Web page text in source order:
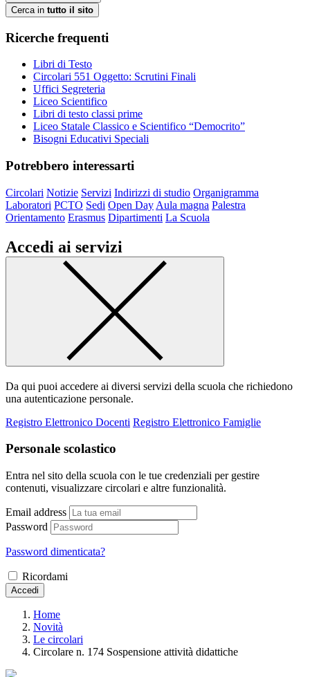
Cerca in tutto il sito
Ricerche frequenti
Libri di Testo
Circolari 551 Oggetto: Scrutini Finali
Uffici Segreteria
Liceo Scientifico
Libri di testo classi prime
Liceo Statale Classico e Scientifico “Democrito”
Bisogni Educativi Speciali
Potrebbero interessarti
Circolari Notizie Servizi Indirizzi di studio Organigramma
Laboratori PCTO Sedi Open Day Aula magna Palestra
Orientamento Erasmus Dipartimenti La Scuola
Accedi ai servizi
Da qui puoi accedere ai diversi servizi della scuola che richiedono
una autenticazione personale.
Registro Elettronico Docenti Registro Elettronico Famiglie
Personale scolastico
Entra nel sito della scuola con le tue credenziali per gestire
contenuti, visualizzare circolari e altre funzionalità.
Email address
Password
Password dimenticata?
Ricordami
Accedi
Home
Novità
Le circolari
Circolare n. 174 Sospensione attività didattiche